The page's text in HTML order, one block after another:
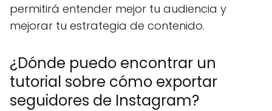
permitirá entender mejor tu audiencia y
mejorar tu estrategia de contenido.
¿Dónde puedo encontrar un
tutorial sobre cómo exportar
seguidores de Instagram?